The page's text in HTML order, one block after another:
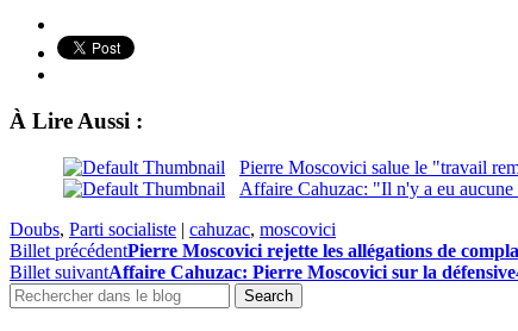
À Lire Aussi :
Pierre Moscovici salue le "travail
Affaire Cahuzac: "Il n'y a eu
Doubs, Parti socialiste | cahuzac, moscovici
Billet précédentPierre Moscovici rejette les allégations de
Billet suivantAffaire Cahuzac: Pierre Moscovici sur la défensive